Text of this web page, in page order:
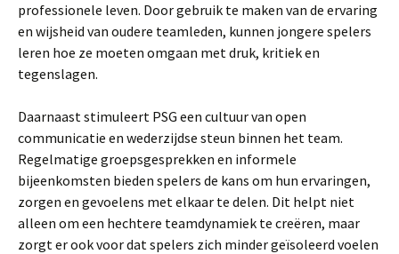
professionele leven. Door gebruik te maken van de ervaring
en wijsheid van oudere teamleden, kunnen jongere spelers
leren hoe ze moeten omgaan met druk, kritiek en
tegenslagen.
Daarnaast stimuleert PSG een cultuur van open
communicatie en wederzijdse steun binnen het team.
Regelmatige groepsgesprekken en informele
bijeenkomsten bieden spelers de kans om hun ervaringen,
zorgen en gevoelens met elkaar te delen. Dit helpt niet
alleen om een hechtere teamdynamiek te creëren, maar
zorgt er ook voor dat spelers zich minder geïsoleerd voelen